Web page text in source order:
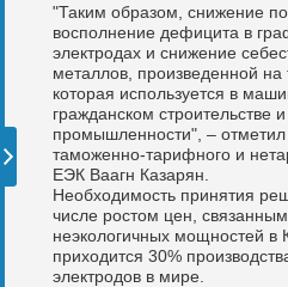
"Таким образом, снижение
восполнение дефицита в
электродах и снижение
металлов, произведенной на
которая используется в
гражданском строительстве
промышленности", –
таможенно-тарифного и
ЕЭК Ваагн Казарян.
Необходимость принятия
числе ростом цен,
неэкологичных мощностей в
приходится 30%
электродов в мире.